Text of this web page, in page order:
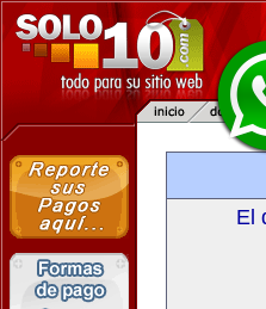
El